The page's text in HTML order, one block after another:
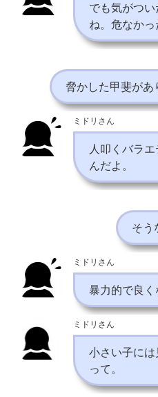
でも気がつ
ね。危なかっ
脅かした甲斐があ
ミドリさん
人叩くバラ
んだよ。
そう
ミドリさん
暴力的で良く
ミドリさん
小さい子に
って。